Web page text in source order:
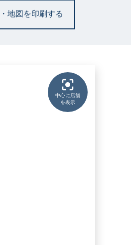
地図を印刷する
中心に店舗
を表示